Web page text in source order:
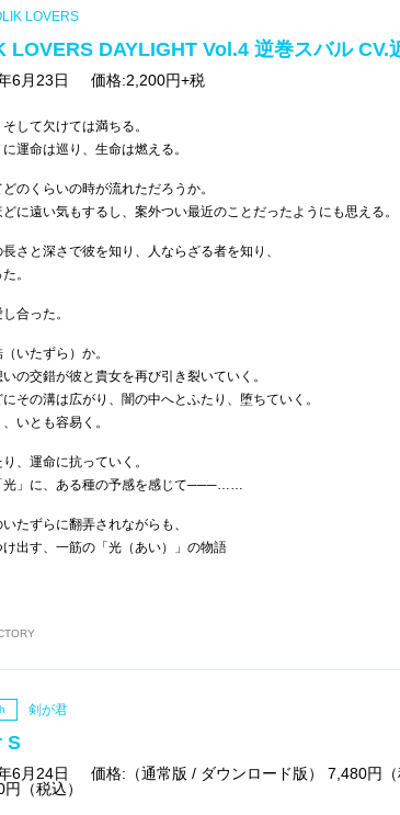
LOVERS
LOVERS DAYLIGHT Vol.4 逆巻スバル CV.
6月23日 価格:2,200円+税
して欠けては満ちる。
運命は巡り、生命は燃える。
のくらいの時が流れただろうか。
に遠い気もするし、案外つい最近のことだったようにも思える。
さと深さで彼を知り、人ならざる者を知り、
。
合った。
いたずら）か。
の交錯が彼と貴女を再び引き裂いていく。
その溝は広がり、闇の中へとふたり、堕ちていく。
いとも容易く。
、運命に抗っていく。
光」に、ある種の予感を感じて───……
たずらに翻弄されながらも、
出す、一筋の「光（あい）」の物語
剣が君
S
6月24日
価格:（通常版 / ダウンロード版） 7,480円
（税込）